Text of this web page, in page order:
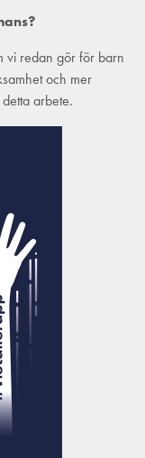
vi redan gör för barn
och mer
arbete.